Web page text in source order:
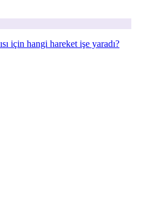
için hangi hareket işe yaradı?